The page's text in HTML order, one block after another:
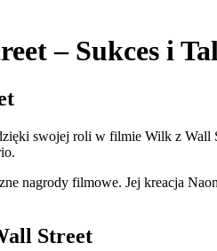
– Sukces i
swojej roli w filmie Wilk z
nagrody filmowe. Jej kreacja
Street